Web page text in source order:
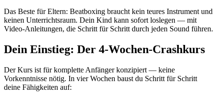
Das Beste für Eltern: Beatboxing braucht kein teures Instrument und
keinen Unterrichtsraum. Dein Kind kann sofort loslegen — mit
Video-Anleitungen, die Schritt für Schritt durch jeden Sound führen.
Dein Einstieg: Der 4-Wochen-Crashkurs
Der Kurs ist für komplette Anfänger konzipiert — keine
Vorkenntnisse nötig. In vier Wochen baust du Schritt für Schritt
deine Fähigkeiten auf: